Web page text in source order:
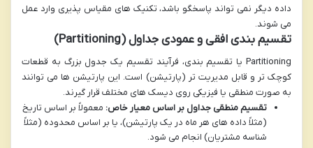
داده دیگر نمی تواند پاسخگو باشد، تکنیک های مقیاس پذیری وارد عمل
می شوند.
تقسیم بندی افقی و عمودی جداول (Partitioning)
Partitioning یا تقسیم بندی، فرآیند تقسیم یک جدول بزرگ به قطعات
کوچک تر و قابل مدیریت تر (پارتیشن) است. این پارتیشن ها می توانند
به صورت منطقی یا فیزیکی روی دیسک های مختلف قرار گیرند.
تقسیم منطقی جداول بر اساس معیار خاص: معمولاً بر اساس تاریخ
(مثلاً داده های هر ماه در یک پارتیشن)، یا بر اساس محدوده (مثلاً
شناسه مشتریان) انجام می شود.